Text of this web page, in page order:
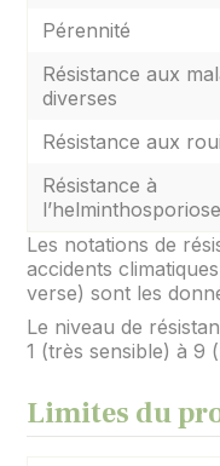
Pérennité
Résistance aux
diverses
Résistance aux
Résistance à
l’helminthosporiose
Les notations de
accidents
verse) sont les
Le niveau de
1 (très sensible) à 9
Limites du